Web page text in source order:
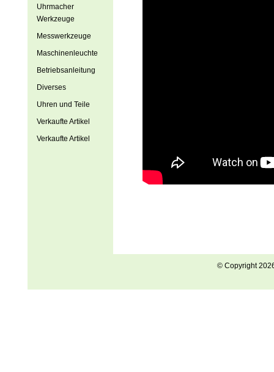
Uhrmacher
Werkzeuge
Messwerkzeuge
Maschinenleuchte
Betriebsanleitung
Diverses
Uhren und Teile
Verkaufte Artikel
Verkaufte Artikel
© Copyright